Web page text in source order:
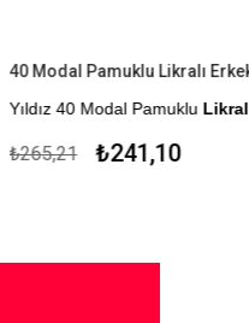
40 Modal Pamuklu Likralı Erkek
Yıldız 40 Modal PamukluLikralı
Çekmezlik Sanfor Testi
₺241,10
₺265,21